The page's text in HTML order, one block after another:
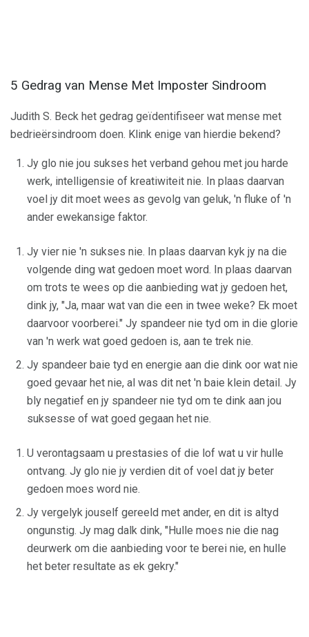
5 Gedrag van Mense Met Imposter Sindroom
Judith S. Beck het gedrag geïdentifiseer wat mense met
bedrieërsindroom doen. Klink enige van hierdie bekend?
Jy glo nie jou sukses het verband gehou met jou harde
werk, intelligensie of kreatiwiteit nie. In plaas daarvan
voel jy dit moet wees as gevolg van geluk, 'n fluke of 'n
ander ewekansige faktor.
Jy vier nie 'n sukses nie. In plaas daarvan kyk jy na die
volgende ding wat gedoen moet word. In plaas daarvan
om trots te wees op die aanbieding wat jy gedoen het,
dink jy, "Ja, maar wat van die een in twee weke? Ek moet
daarvoor voorberei." Jy spandeer nie tyd om in die glorie
van 'n werk wat goed gedoen is, aan te trek nie.
Jy spandeer baie tyd en energie aan die dink oor wat nie
goed gevaar het nie, al was dit net 'n baie klein detail. Jy
bly negatief en jy spandeer nie tyd om te dink aan jou
suksesse of wat goed gegaan het nie.
U verontagsaam u prestasies of die lof wat u vir hulle
ontvang. Jy glo nie jy verdien dit of voel dat jy beter
gedoen moes word nie.
Jy vergelyk jouself gereeld met ander, en dit is altyd
ongunstig. Jy mag dalk dink, "Hulle moes nie die nag
deurwerk om die aanbieding voor te berei nie, en hulle
het beter resultate as ek gekry."